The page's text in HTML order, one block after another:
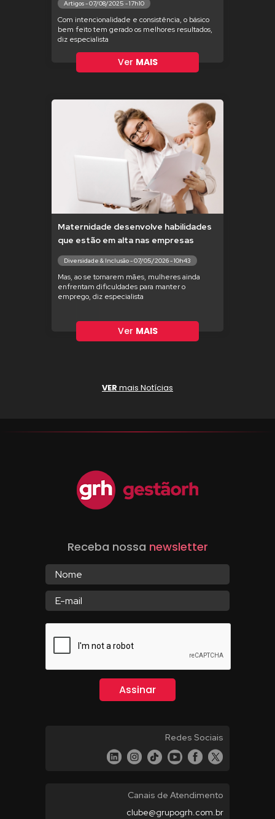
Artigos - 07/08/2025 - 17h10
Com intencionalidade e consistência, o básico
bem feito tem gerado os melhores resultados,
diz especialista
Ver MAIS
Maternidade desenvolve habilidades
que estão em alta nas empresas
Diversidade & Inclusão - 07/05/2026 - 10h43
Mas, ao se tornarem mães, mulheres ainda
enfrentam dificuldades para manter o
emprego, diz especialista
Ver MAIS
VER mais Notícias
Receba nossa newsletter
Redes Sociais
Canais de Atendimento
clube@grupogrh.com.br